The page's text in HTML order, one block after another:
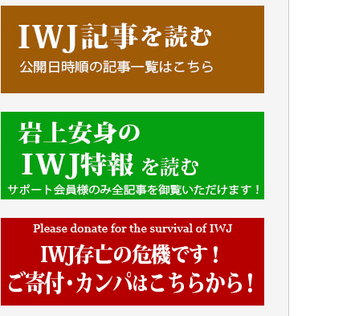
■■■■■■
IWJには、ご寄付・カンパをいただいた方々
より、たくさんの応援のメッセージが届いて